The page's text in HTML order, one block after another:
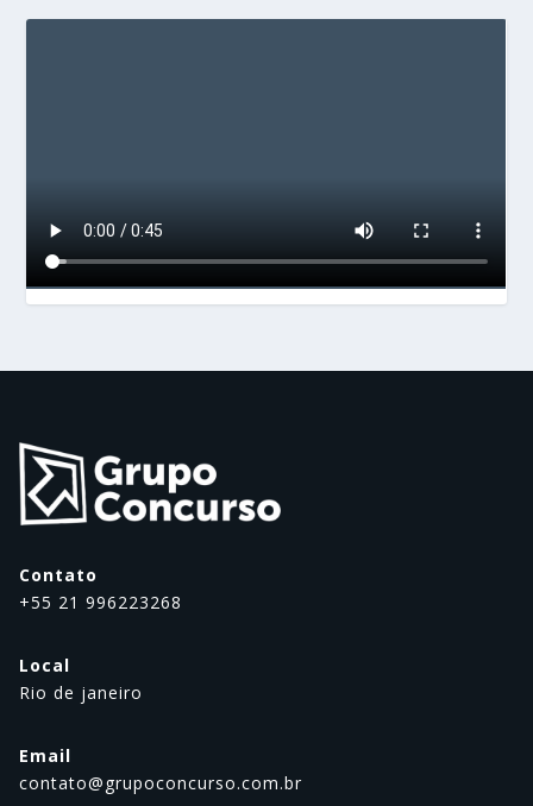
Contato
+55 21 996223268
Local
Rio de janeiro
Email
contato@grupoconcurso.com.br